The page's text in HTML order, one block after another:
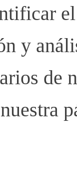
y
de